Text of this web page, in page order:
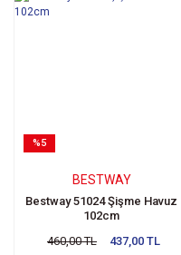
%5
BESTWAY
Bestway 51024 Şişme Havuz
102cm
460,00 TL
437,00 TL